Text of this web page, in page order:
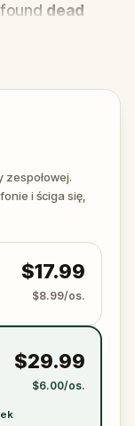
dead
the truth.
Percy, the
Or is
strike
paper
i ściga się,
$17.99
$8.99/os.
$29.99
$6.00/os.